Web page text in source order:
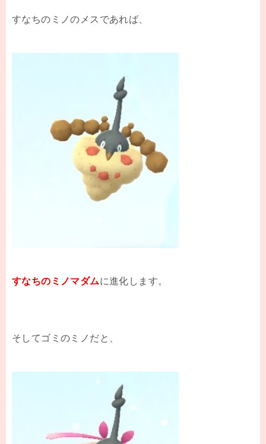
すなちのミノのメスであれば、
すなちのミノマダムに進化します。
そしてゴミのミノだと、